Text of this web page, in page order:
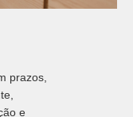
prazos,
e